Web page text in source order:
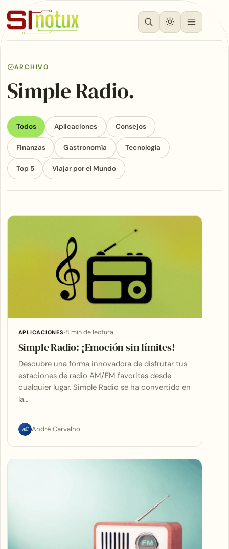
ARCHIVO
Simple Radio.
Todos Aplicaciones Consejos
Finanzas Gastronomía Tecnología
Top 5 Viajar por el Mundo
Articles
APLICACIONES 8 min de lectura
Simple Radio: ¡Emoción sin límites!
Descubre una forma innovadora de disfrutar tus
estaciones de radio AM/FM favoritas desde
cualquier lugar. Simple Radio se ha convertido en
la…
AC André Carvalho